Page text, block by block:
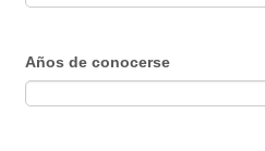
Años de conocerse